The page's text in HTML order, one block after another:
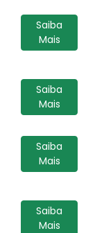
Saiba
Mais
Saiba
Mais
Saiba
Mais
Saiba
Mais